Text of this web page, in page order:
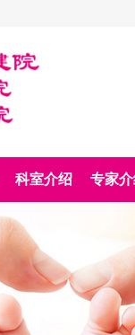
科室介绍 专家